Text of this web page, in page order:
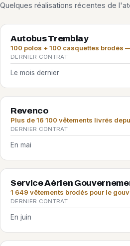
Quelques réalisations récentes de
Autobus Tremblay
100 polos + 100 casquettes brodés
DERNIER CONTRAT
Le mois dernier
Revenco
Plus de 16 100 vêtements livrés
DERNIER CONTRAT
En mai
Service Aérien
1 649 vêtements brodés pour le
DERNIER CONTRAT
En juin